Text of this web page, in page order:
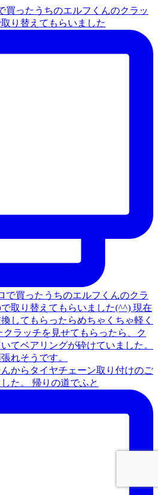
買ったうちのエルフくんのクラッ
り替えてもらいました
からタイヤチェーン取り付けのご
た。 帰りの道でふと